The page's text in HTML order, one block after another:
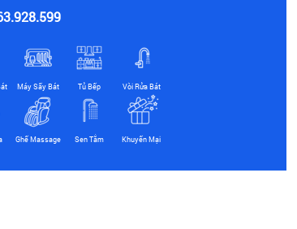
Máy Sấy Bát Tủ Bếp Vòi Rửa Bát
Ghế Massage Sen Tắm Khuyến Mại